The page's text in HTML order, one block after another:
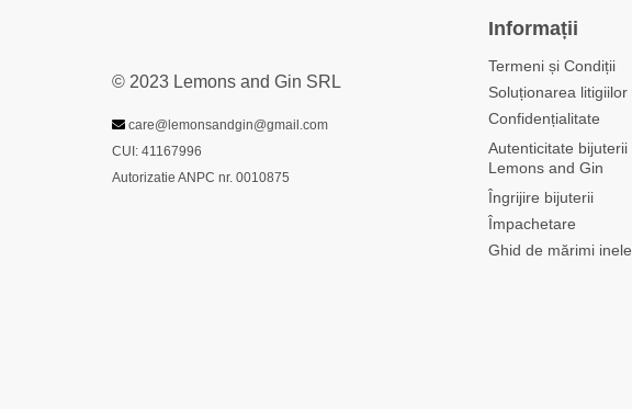
© 2023 Lemons and Gin SRL
care@lemonsandgin@gmail.com
CUI: 41167996
Autorizatie ANPC nr. 0010875
Informații
Termeni și Condiții
Soluționarea litigiilor
Confidențialitate
Autenticitate bijuterii
Lemons and Gin
Îngrijire bijuterii
Împachetare
Ghid de mărimi inele